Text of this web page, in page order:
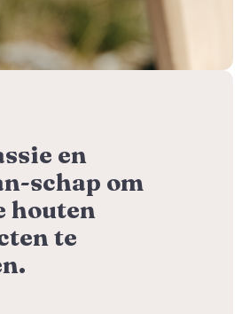
en
schap om
houten
te